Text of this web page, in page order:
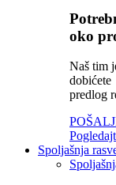
oko
Naš tim
dobićete
predlog
Spoljašnja